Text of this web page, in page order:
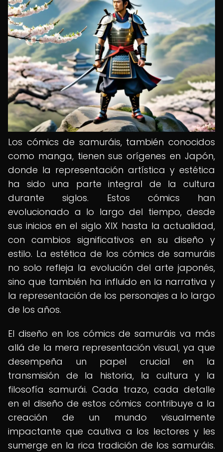
Los cómics de samuráis, también conocidos
como manga, tienen sus orígenes en Japón,
donde la representación artística y estética
ha sido una parte integral de la cultura
durante siglos. Estos cómics han
evolucionado a lo largo del tiempo, desde
sus inicios en el siglo XIX hasta la actualidad,
con cambios significativos en su diseño y
estilo. La estética de los cómics de samuráis
no solo refleja la evolución del arte japonés,
sino que también ha influido en la narrativa y
la representación de los personajes a lo largo
de los años.
El diseño en los cómics de samuráis va más
allá de la mera representación visual, ya que
desempeña un papel crucial en la
transmisión de la historia, la cultura y la
filosofía samurái. Cada trazo, cada detalle
en el diseño de estos cómics contribuye a la
creación de un mundo visualmente
impactante que cautiva a los lectores y les
sumerge en la rica tradición de los samuráis.